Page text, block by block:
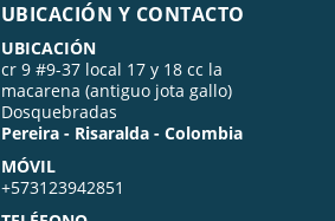
UBICACIÓN Y CONTACTO
UBICACIÓN
cr 9 #9-37 local 17 y 18 cc la
macarena (antiguo jota gallo)
Dosquebradas
Pereira - Risaralda - Colombia
MÓVIL
+573123942851